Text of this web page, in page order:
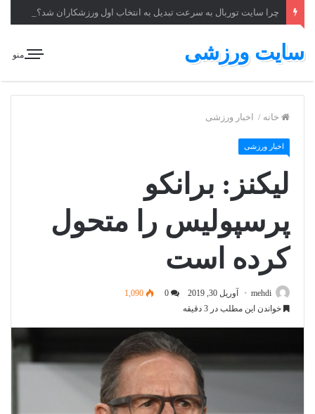
چرا سایت توربال به ‌سرعت تبدیل به انتخاب اول ورزشکاران شد؟
منو سایت ورزشی
خانه / اخبار ورزشی
اخبار ورزشی
لیکنز: برانکو
پرسپولیس را متحول
کرده است
mehdi آوریل 30, 2019
1,090
خواندن این مطلب در 3 دقیقه